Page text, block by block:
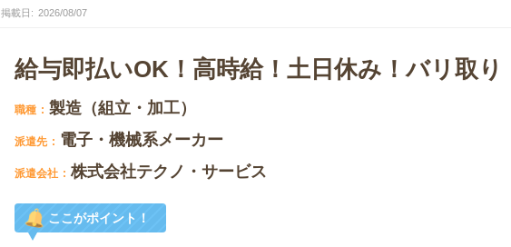
掲載日 2026/08/07
給与即払いOK！高時給！土日休み！バリ取り
職種 製造（組立・加工）
派遣先 電子・機械系メーカー
派遣会社 株式会社テクノ・サービス
ここがポイント！